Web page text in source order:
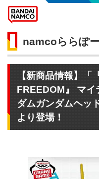
namcoららぽ
【新商品情報】「
FREEDOM』 マイ
ダムガンダムヘッ
より登場！